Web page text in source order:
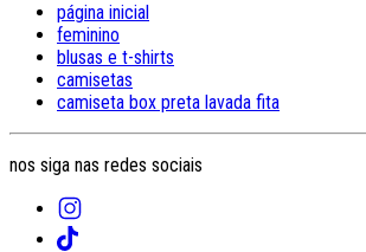
página inicial
feminino
blusas e t-shirts
camisetas
camiseta box preta lavada fita
nos siga nas redes sociais